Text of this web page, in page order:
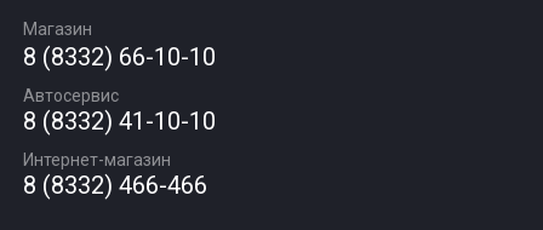
Автомасла
Шиномонтаж
Гарантии и возврат
Вакансии
Новости
Статьи
Контакты
Магазин
8 (8332) 66-10-10
Автосервис
8 (8332) 41-10-10
Интернет-магазин
8 (8332) 466-466